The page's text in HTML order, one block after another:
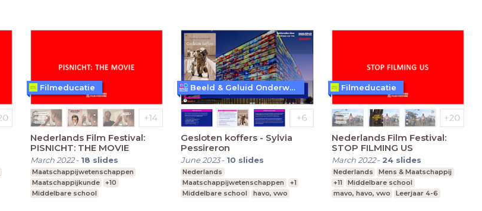
Nederlands Film Festival:
PISNICHT: THE MOVIE
March 2022- 18 slides
Maatschappijwetenschappen
Maatschappijkunde
+10
Middelbare school
Filmeducatie
Gesloten koffers - Sylvia
Pessireron
June 2023- 10 slides
Nederlands
Maatschappijwetenschappen
+1
Middelbare school
havo, vwo
Beeld & Geluid Onderwijs
Nederlands Film Festival:
STOP FILMING US
March 2022- 24 slides
Nederlands
Mens & Maatschappij
+11
Middelbare school
mavo, havo, vwo
Leerjaar 4-6
Filmeducatie